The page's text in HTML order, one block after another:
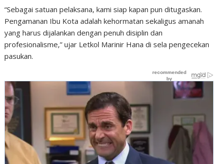
“Sebagai satuan pelaksana, kami siap kapan pun ditugaskan.
Pengamanan Ibu Kota adalah kehormatan sekaligus amanah
yang harus dijalankan dengan penuh disiplin dan
profesionalisme,” ujar Letkol Marinir Hana di sela pengecekan
pasukan.